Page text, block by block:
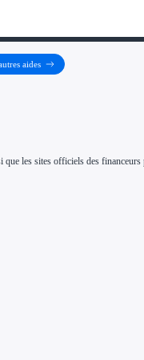
aides
les sites officiels des